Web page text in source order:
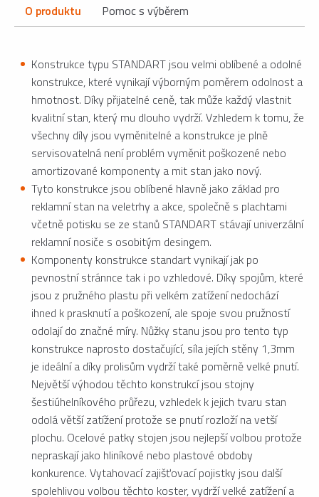
O produktu Pomoc s výběrem
Konstrukce typu STANDART jsou velmi oblíbené a odolné
konstrukce, které vynikají výborným poměrem odolnost a
hmotnost. Díky přijatelné ceně, tak může každý vlastnit
kvalitní stan, který mu dlouho vydrží. Vzhledem k tomu, že
všechny díly jsou vyměnitelné a konstrukce je plně
servisovatelná není problém vyměnit poškozené nebo
amortizované komponenty a mit stan jako nový.
Tyto konstrukce jsou oblíbené hlavně jako základ pro
reklamní stan na veletrhy a akce, společně s plachtami
včetně potisku se ze stanů STANDART stávají univerzální
reklamní nosiče s osobitým desingem.
Komponenty konstrukce standart vynikají jak po
pevnostní stránnce tak i po vzhledové. Díky spojům, které
jsou z pružného plastu při velkém zatížení nedochází
ihned k prasknutí a poškození, ale spoje svou pružností
odolají do značné míry. Nůžky stanu jsou pro tento typ
konstrukce naprosto dostačující, síla jejích stěny 1,3mm
je ideální a díky prolisům vydrží také poměrně velké pnutí.
Největší výhodou těchto konstrukcí jsou stojny
šestiúhelníkového průřezu, vzhledek k jejich tvaru stan
odolá větší zatížení protože se pnutí rozloží na vetší
plochu. Ocelové patky stojen jsou nejlepší volbou protože
nepraskají jako hliníkové nebo plastové obdoby
konkurence. Vytahovací zajišťovací pojistky jsou další
spolehlivou volbou těchto koster, vydrží velké zatížení a